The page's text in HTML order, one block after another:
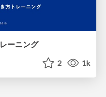
ーニング
2 1k